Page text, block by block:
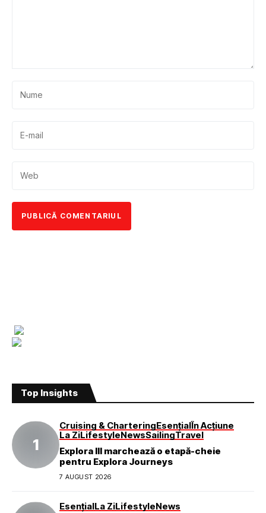
Top Insights
Cruising & CharteringEsențialÎn Acțiune
La ZiLifestyleNewsSailingTravel
Explora III marchează o etapă-cheie
pentru Explora Journeys
7 AUGUST 2026
EsențialLa ZiLifestyleNews